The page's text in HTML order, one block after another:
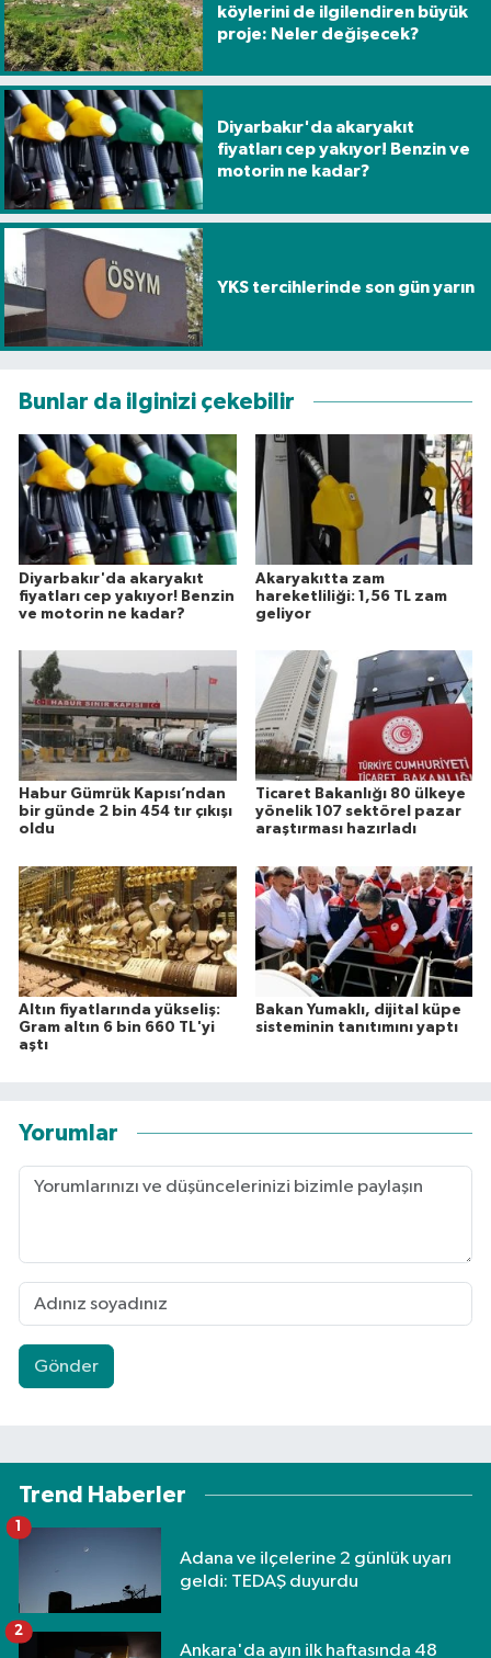
köylerini de ilgilendiren büyük
proje: Neler değişecek?
Diyarbakır'da akaryakıt
fiyatları cep yakıyor! Benzin ve
motorin ne kadar?
YKS tercihlerinde son gün yarın
Bunlar da ilginizi çekebilir
Diyarbakır'da akaryakıt
fiyatları cep yakıyor! Benzin
ve motorin ne kadar?
Akaryakıtta zam
hareketliliği: 1,56 TL zam
geliyor
Habur Gümrük Kapısı’ndan
bir günde 2 bin 454 tır çıkışı
oldu
Ticaret Bakanlığı 80 ülkeye
yönelik 107 sektörel pazar
araştırması hazırladı
Altın fiyatlarında yükseliş:
Gram altın 6 bin 660 TL'yi
aştı
Bakan Yumaklı, dijital küpe
sisteminin tanıtımını yaptı
Yorumlar
Gönder
Trend Haberler
Adana ve ilçelerine 2 günlük uyarı
geldi: TEDAŞ duyurdu
1
Ankara'da ayın ilk haftasında 48
2